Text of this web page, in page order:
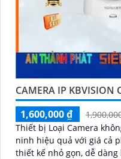
CAMERA IP KBVISION
1,600,000 ₫
Thiết bị Loại Camera
ninh hiệu quả với giá cả phải chăng.
thiết kế nhỏ gọn, dễ